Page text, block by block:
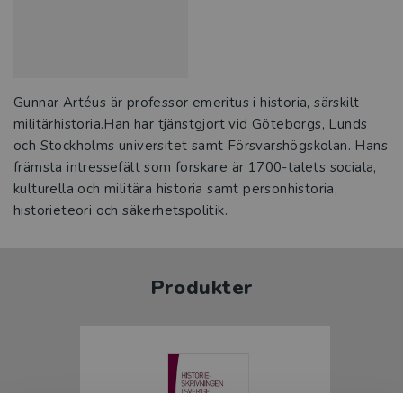
Gunnar Artéus är professor emeritus i historia, särskilt
militärhistoria.Han har tjänstgjort vid Göteborgs, Lunds
och Stockholms universitet samt Försvarshögskolan. Hans
främsta intressefält som forskare är 1700-talets sociala,
kulturella och militära historia samt personhistoria,
historieteori och säkerhetspolitik.
Produkter